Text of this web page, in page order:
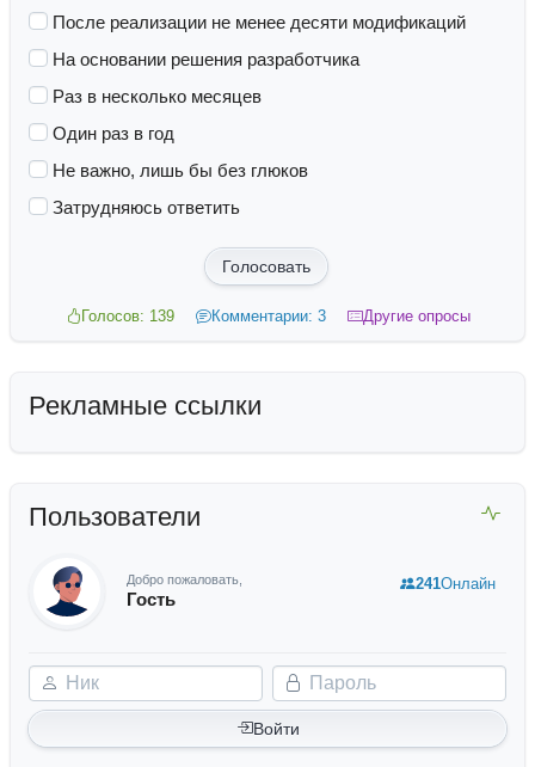
После реализации не менее десяти модификаций
На основании решения разработчика
Раз в несколько месяцев
Один раз в год
Не важно, лишь бы без глюков
Затрудняюсь ответить
Голосовать
Голосов: 139 Комментарии: 3 Другие опросы
Рекламные ссылки
Пользователи
Добро пожаловать,
Гость
Ник Пароль
Войти
241Онлайн